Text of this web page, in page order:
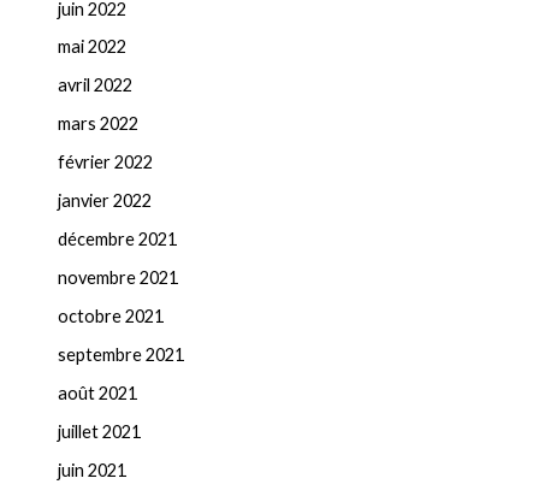
juin 2022
mai 2022
avril 2022
mars 2022
février 2022
janvier 2022
décembre 2021
novembre 2021
octobre 2021
septembre 2021
août 2021
juillet 2021
juin 2021